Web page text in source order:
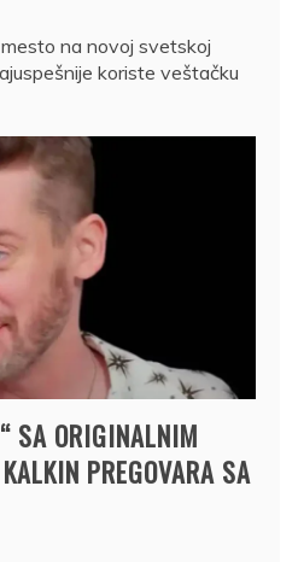
na novoj svetskoj
koriste veštačku
SA ORIGINALNIM
PREGOVARA SA